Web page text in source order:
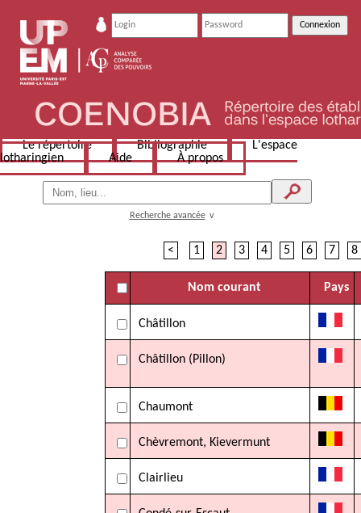
Le répertoire Bibliographie
L'espace
lotharingien
Aide À propos
Recherche avancée v
< 1 2 3 4 5 6 7 8
Nom courant Pays
Châtillon
Châtillon (Pillon)
Chaumont
Chèvremont, Kievermunt
Clairlieu